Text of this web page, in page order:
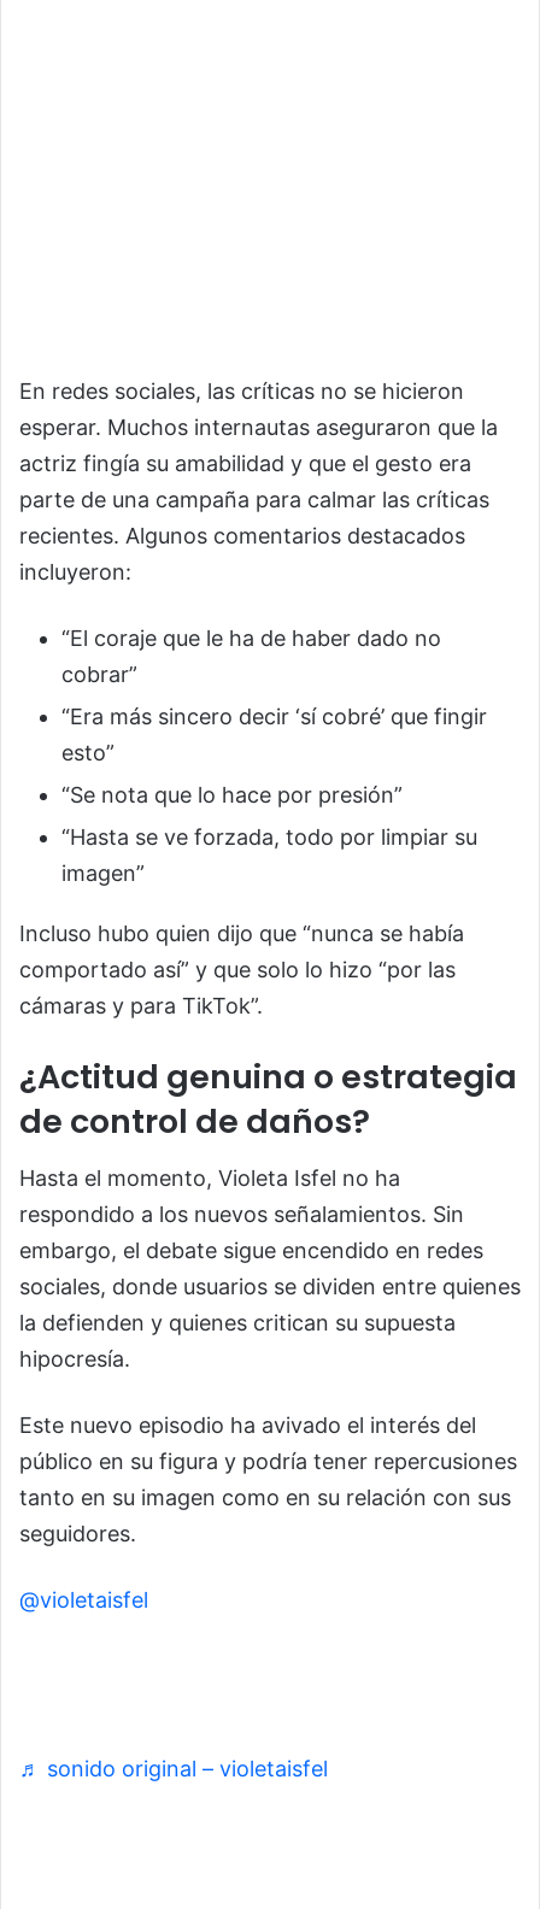
En redes sociales, las críticas no se hicieron
esperar. Muchos internautas aseguraron que la
actriz fingía su amabilidad y que el gesto era
parte de una campaña para calmar las críticas
recientes. Algunos comentarios destacados
incluyeron:
“El coraje que le ha de haber dado no
cobrar”
“Era más sincero decir ‘sí cobré’ que fingir
esto”
“Se nota que lo hace por presión”
“Hasta se ve forzada, todo por limpiar su
imagen”
Incluso hubo quien dijo que “nunca se había
comportado así” y que solo lo hizo “por las
cámaras y para TikTok”.
¿Actitud genuina o estrategia
de control de daños?
Hasta el momento, Violeta Isfel no ha
respondido a los nuevos señalamientos. Sin
embargo, el debate sigue encendido en redes
sociales, donde usuarios se dividen entre quienes
la defienden y quienes critican su supuesta
hipocresía.
Este nuevo episodio ha avivado el interés del
público en su figura y podría tener repercusiones
tanto en su imagen como en su relación con sus
seguidores.
@violetaisfel
♬ sonido original – violetaisfel